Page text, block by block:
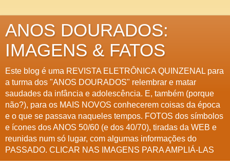
ANOS DOURADOS:
IMAGENS & FATOS
Este blog é uma REVISTA ELETRÔNICA QUINZENAL para
a turma dos "ANOS DOURADOS" relembrar e matar
saudades da infância e adolescência. E, também (porque
não?), para os MAIS NOVOS conhecerem coisas da época
e o que se passava naqueles tempos. FOTOS dos símbolos
e ícones dos ANOS 50/60 (e dos 40/70), tiradas da WEB e
reunidas num só lugar, com algumas informações do
PASSADO. CLICAR NAS IMAGENS PARA AMPLIÁ-LAS